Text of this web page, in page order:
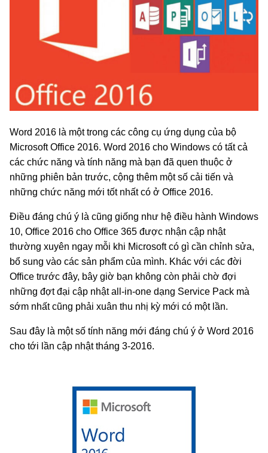
Word 2016 là một trong các công cụ ứng dụng của bộ
Microsoft Office 2016. Word 2016 cho Windows có tất cả
các chức năng và tính năng mà bạn đã quen thuộc ở
những phiên bản trước, cộng thêm một số cải tiến và
những chức năng mới tốt nhất có ở Office 2016.
Điều đáng chú ý là cũng giống như hệ điều hành Windows
10, Office 2016 cho Office 365 được nhận cập nhật
thường xuyên ngay mỗi khi Microsoft có gì cần chỉnh sửa,
bổ sung vào các sản phẩm của mình. Khác với các đời
Office trước đây, bây giờ bạn không còn phải chờ đợi
những đợt đại cập nhật all-in-one dạng Service Pack mà
sớm nhất cũng phải xuân thu nhị kỳ mới có một lần.
Sau đây là một số tính năng mới đáng chú ý ở Word 2016
cho tới lần cập nhật tháng 3-2016.